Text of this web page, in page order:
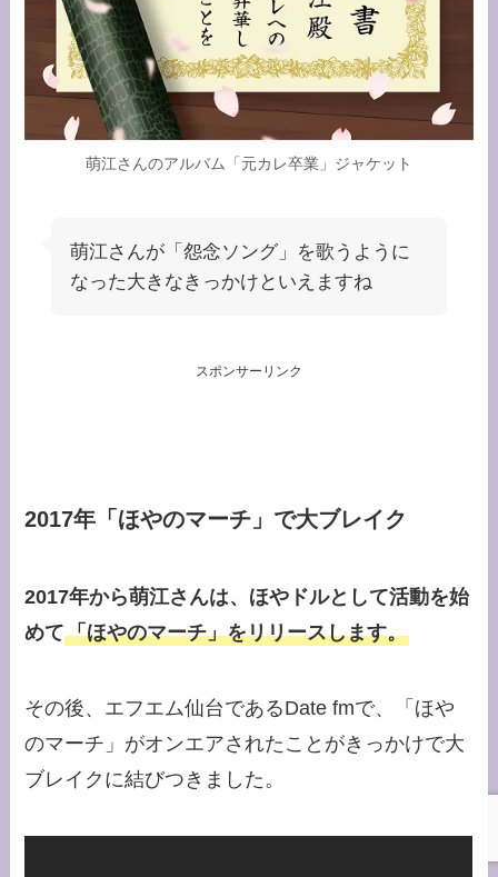
萌江さんのアルバム「元カレ卒業」ジャケット
萌江さんが「怨念ソング」を歌うように
なった大きなきっかけといえますね
スポンサーリンク
2017年「ほやのマーチ」で大ブレイク
2017年から萌江さんは、ほやドルとして活動を始
めて「ほやのマーチ」をリリースします。
その後、エフエム仙台であるDate fmで、「ほや
のマーチ」がオンエアされたことがきっかけで大
ブレイクに結びつきました。